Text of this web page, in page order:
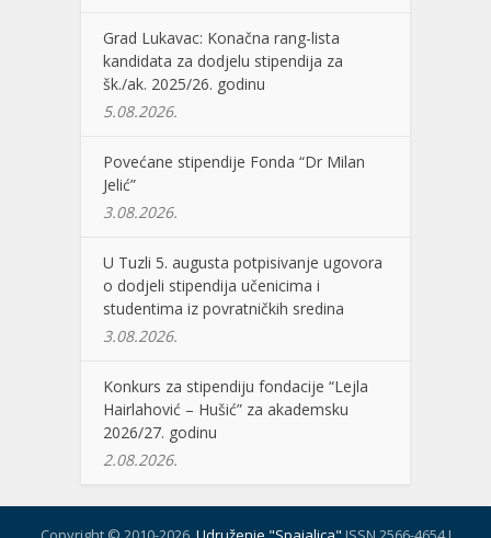
Grad Lukavac: Konačna rang-lista
kandidata za dodjelu stipendija za
šk./ak. 2025/26. godinu
5.08.2026.
Povećane stipendije Fonda “Dr Milan
Jelić”
3.08.2026.
U Tuzli 5. augusta potpisivanje ugovora
o dodjeli stipendija učenicima i
studentima iz povratničkih sredina
3.08.2026.
Konkurs za stipendiju fondacije “Lejla
Hairlahović – Hušić” za akademsku
2026/27. godinu
2.08.2026.